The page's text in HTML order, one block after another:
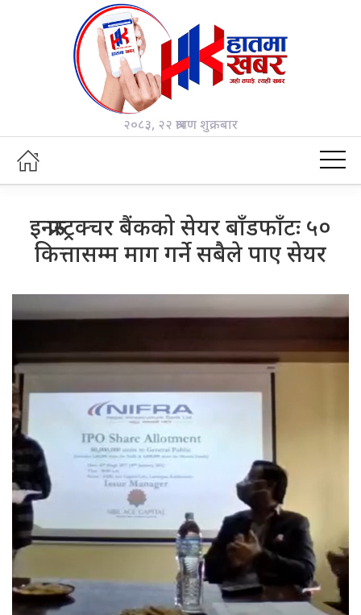
२०८३, २२ श्रावण शुक्रबार
इन्फ्रास्ट्रक्चर बैंकको सेयर बाँडफाँटः ५०
कित्तासम्म माग गर्ने सबैले पाए सेयर